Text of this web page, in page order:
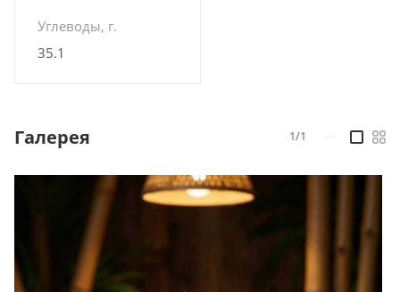
Углеводы, г.
35.1
Галерея 1/1